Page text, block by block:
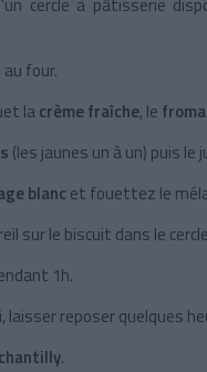
cercle à pâtisserie
four.
lacrème fraîche, le
(les jaunes un à un) puis le
blanc et fouettez le
sur le biscuit dans le
1h.
laisser reposer quelques
chantilly.